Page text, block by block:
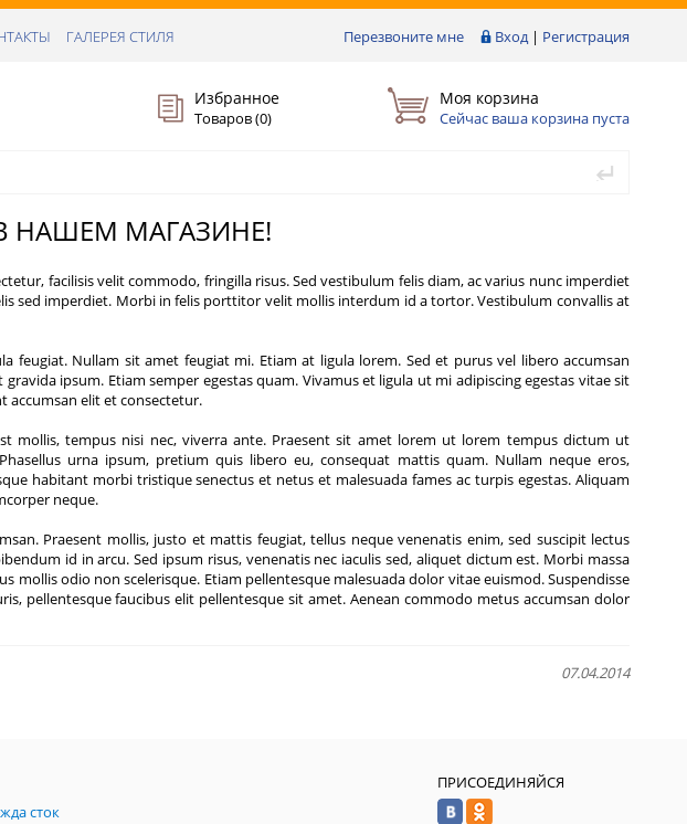
Перезвоните мне Вход | Регистрация
ГАЛЕРЕЯ СТИЛЯ
Избранное
Товаров (0)
Моя корзина
Сейчас ваша корзина пуста
НАШЕМ МАГАЗИНЕ!
facilisis velit commodo, fringilla risus. Sed vestibulum felis diam, ac varius nunc imperdiet
sed imperdiet. Morbi in felis porttitor velit mollis interdum id a tortor. Vestibulum convallis at
Nullam sit amet feugiat mi. Etiam at ligula lorem. Sed et purus vel libero accumsan
ipsum. Etiam semper egestas quam. Vivamus et ligula ut mi adipiscing egestas vitae sit
accumsan elit et consectetur.
mollis, tempus nisi nec, viverra ante. Praesent sit amet lorem ut lorem tempus dictum ut
urna ipsum, pretium quis libero eu, consequat mattis quam. Nullam neque eros,
habitant morbi tristique senectus et netus et malesuada fames ac turpis egestas. Aliquam
neque.
Praesent mollis, justo et mattis feugiat, tellus neque venenatis enim, sed suscipit lectus
id in arcu. Sed ipsum risus, venenatis nec iaculis sed, aliquet dictum est. Morbi massa
mollis odio non scelerisque. Etiam pellentesque malesuada dolor vitae euismod. Suspendisse
pellentesque faucibus elit pellentesque sit amet. Aenean commodo metus accumsan dolor
07.04.2014
сток
ПРИСОЕДИНЯЙСЯ